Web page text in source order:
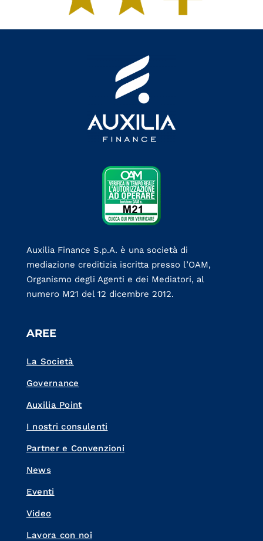
Auxilia Finance S.p.A. è una società di
mediazione creditizia iscritta presso l’OAM,
Organismo degli Agenti e dei Mediatori, al
numero M21 del 12 dicembre 2012.
AREE
La Società
Governance
Auxilia Point
I nostri consulenti
Partner e Convenzioni
News
Eventi
Video
Lavora con noi